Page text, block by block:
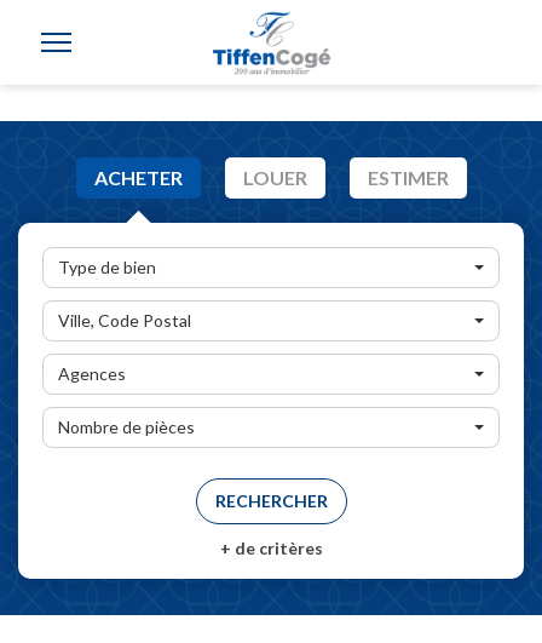
ACHETER LOUER ESTIMER
Type de bien
Ville, Code Postal
Agences
Nombre de pièces
+ de critères